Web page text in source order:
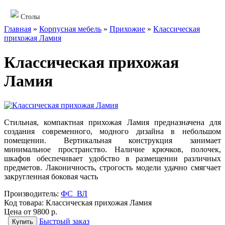
Столы
Главная » Корпусная мебель » Прихожие » Классическая
прихожая Ламия
Классическая прихожая
Ламия
Стильная, компактная прихожая Ламия предназначена для
создания современного, модного дизайна в небольшом
помещении. Вертикальная конструкция занимает
минимальное пространство. Наличие крючков, полочек,
шкафов обеспечивает удобство в размещении различных
предметов. Лаконичность, строгость модели удачно смягчает
закругленная боковая часть
Производитель: ФС_ВЛ
Код товара: Классическая прихожая Ламия
Цена от 9800 р.
Быстрый заказ